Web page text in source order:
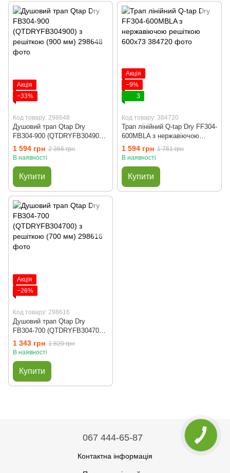
Акція
−33%
Код товару: 298648
Душовий трап Qtap Dry
FB304-900 (QTDRYFB304900)
з решіткою (900 мм)
1 594 грн 2 366 грн
В наявності
Купити
Акція
−9%
3
Код товару: 384720
Трап лінійний Q-tap Dry FF304-
600MBLA з нержавіючою
решіткою 600х73
1 594 грн 1 761 грн
В наявності
Купити
Акція
−26%
Код товару: 298616
Душовий трап Qtap Dry
FB304-700 (QTDRYFB304700)
з решіткою (700 мм)
1 343 грн 1 820 грн
В наявності
Купити
067 444-65-87
Контактна інформація